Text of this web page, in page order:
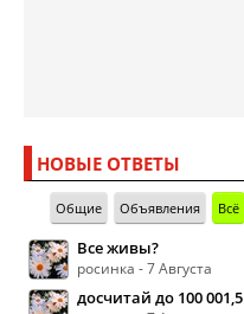
НОВЫЕ ОТВЕТЫ
Общие Объявления Всё
Все живы?
росинка - 7 Августа
досчитай до 100 001,5